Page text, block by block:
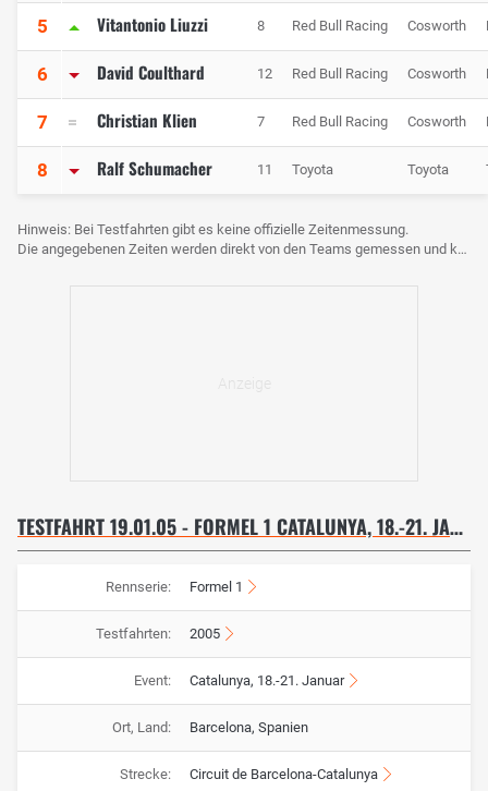
5 Vitantonio Liuzzi 8 Red Bull Racing Cosworth
6 David Coulthard 12 Red Bull Racing Cosworth
7 Christian Klien 7 Red Bull Racing Cosworth
8 Ralf Schumacher 11 Toyota Toyota
Hinweis: Bei Testfahrten gibt es keine offizielle Zeitenmessung.
Die angegebenen Zeiten werden direkt von den Teams gemessen und können voneinander abweichen.
TESTFAHRT 19.01.05 - FORMEL 1 CATALUNYA, 18.-21. JANUAR
Rennserie: Formel 1
Testfahrten: 2005
Event: Catalunya, 18.-21. Januar
Ort, Land: Barcelona, Spanien
Strecke: Circuit de Barcelona-Catalunya